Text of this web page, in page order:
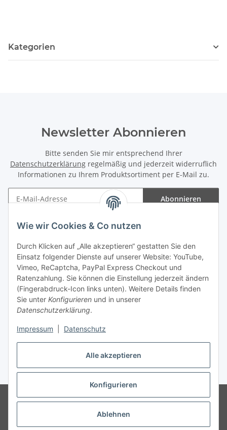
Alle akzeptieren
Konfigurieren
Ablehnen
Wie wir Cookies & Co nutzen
Durch Klicken auf „Alle akzeptieren“ gestatten Sie den
Einsatz folgender Dienste auf unserer Website: YouTube,
Vimeo, ReCaptcha, PayPal Express Checkout und
Ratenzahlung. Sie können die Einstellung jederzeit ändern
(Fingerabdruck-Icon links unten). Weitere Details finden
Sie unter Konfigurieren und in unserer
Datenschutzerklärung.
Impressum Datenschutz
Kategorien
Newsletter Abonnieren
Bitte senden Sie mir entsprechend Ihrer
Datenschutzerklärung regelmäßig und jederzeit widerruflich
Informationen zu Ihrem Produktsortiment per E-Mail zu.
Abonnieren
Gesetzliche Informationen
Vertrag widerrufen
* Gemäß §19 UStG wird keine Umsatzsteuer berechnet, zzgl.Versand
© Wohlgefühl für Körper & Seele by Sabine Werner Besucherzähler:
Umsatzsteuer berechnet.